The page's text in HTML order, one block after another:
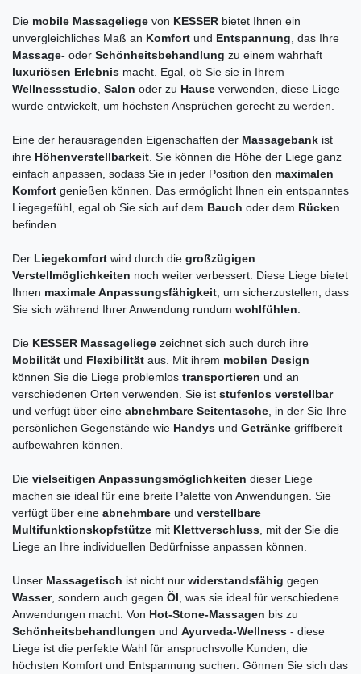
Die mobile Massageliege von KESSER bietet Ihnen ein
unvergleichliches Maß an Komfort und Entspannung , das Ihre
Massage- oder Schönheitsbehandlung zu einem wahrhaft
luxuriösen Erlebnis macht. Egal, ob Sie sie in Ihrem
Wellnessstudio Salon oder zu Hause verwenden, diese Liege
wurde entwickelt, um höchsten Ansprüchen gerecht zu werden.
Eine der herausragenden Eigenschaften der Massagebank ist
ihre Höhenverstellbarkeit . Sie können die Höhe der Liege ganz
einfach anpassen, sodass Sie in jeder Position den maximalen
Komfort genießen können. Das ermöglicht Ihnen ein entspanntes
Liegegefühl, egal ob Sie sich auf dem Bauch oder dem Rücken
befinden.
Der Liegekomfort wird durch die großzügigen
Verstellmöglichkeiten noch weiter verbessert. Diese Liege bietet
Ihnen maximale Anpassungsfähigkeit , um sicherzustellen, dass
Sie sich während Ihrer Anwendung rundum wohlfühlen
Die KESSER Massageliege zeichnet sich auch durch ihre
Mobilität und Flexibilität aus. Mit ihrem mobilen Design
können Sie die Liege problemlos transportieren und an
verschiedenen Orten verwenden. Sie ist stufenlos verstellbar
und verfügt über eine abnehmbare Seitentasche , in der Sie Ihre
persönlichen Gegenstände wie Handys und Getränke griffbereit
aufbewahren können.
Die vielseitigen Anpassungsmöglichkeiten dieser Liege
machen sie ideal für eine breite Palette von Anwendungen. Sie
verfügt über eine abnehmbare und verstellbare
Multifunktionskopfstütze mit Klettverschluss , mit der Sie die
Liege an Ihre individuellen Bedürfnisse anpassen können.
Unser Massagetisch ist nicht nur widerstandsfähig gegen
Wasser, sondern auch gegen Öl , was sie ideal für verschiedene
Anwendungen macht. Von Hot-Stone-Massagen bis zu
Schönheitsbehandlungen und Ayurveda-Wellness - diese
Liege ist die perfekte Wahl für anspruchsvolle Kunden, die
höchsten Komfort und Entspannung suchen. Gönnen Sie sich das